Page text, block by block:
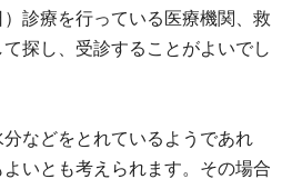
診療を行っている医療機関、救
探し、受診することがよいでし
などをとれているようであれ
いとも考えられます。その場合